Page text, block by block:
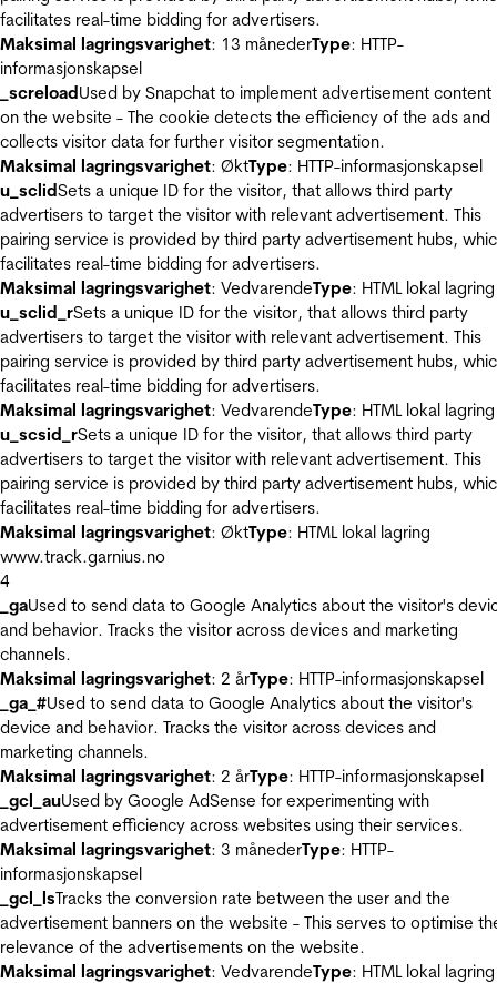
facilitates real-time bidding for advertisers.
Maksimal lagringsvarighet: 13 månederType: HTTP-
informasjonskapsel
_screloadUsed by Snapchat to implement advertisement content
on the website - The cookie detects the efficiency of the ads and
collects visitor data for further visitor segmentation.
Maksimal lagringsvarighet: ØktType: HTTP-informasjonskapsel
u_sclidSets a unique ID for the visitor, that allows third party
advertisers to target the visitor with relevant advertisement. This
pairing service is provided by third party advertisement hubs,
facilitates real-time bidding for advertisers.
Maksimal lagringsvarighet: VedvarendeType: HTML lokal lagring
u_sclid_rSets a unique ID for the visitor, that allows third party
advertisers to target the visitor with relevant advertisement. This
pairing service is provided by third party advertisement hubs,
facilitates real-time bidding for advertisers.
Maksimal lagringsvarighet: VedvarendeType: HTML lokal lagring
u_scsid_rSets a unique ID for the visitor, that allows third party
advertisers to target the visitor with relevant advertisement. This
pairing service is provided by third party advertisement hubs,
facilitates real-time bidding for advertisers.
Maksimal lagringsvarighet: ØktType: HTML lokal lagring
www.track.garnius.no
4
_gaUsed to send data to Google Analytics about the visitor's
and behavior. Tracks the visitor across devices and marketing
channels.
Maksimal lagringsvarighet: 2 årType: HTTP-informasjonskapsel
_ga_#Used to send data to Google Analytics about the visitor's
device and behavior. Tracks the visitor across devices and
marketing channels.
Maksimal lagringsvarighet: 2 årType: HTTP-informasjonskapsel
_gcl_auUsed by Google AdSense for experimenting with
advertisement efficiency across websites using their services.
Maksimal lagringsvarighet: 3 månederType: HTTP-
informasjonskapsel
_gcl_lsTracks the conversion rate between the user and the
advertisement banners on the website - This serves to optimise
relevance of the advertisements on the website.
Maksimal lagringsvarighet: VedvarendeType: HTML lokal lagring